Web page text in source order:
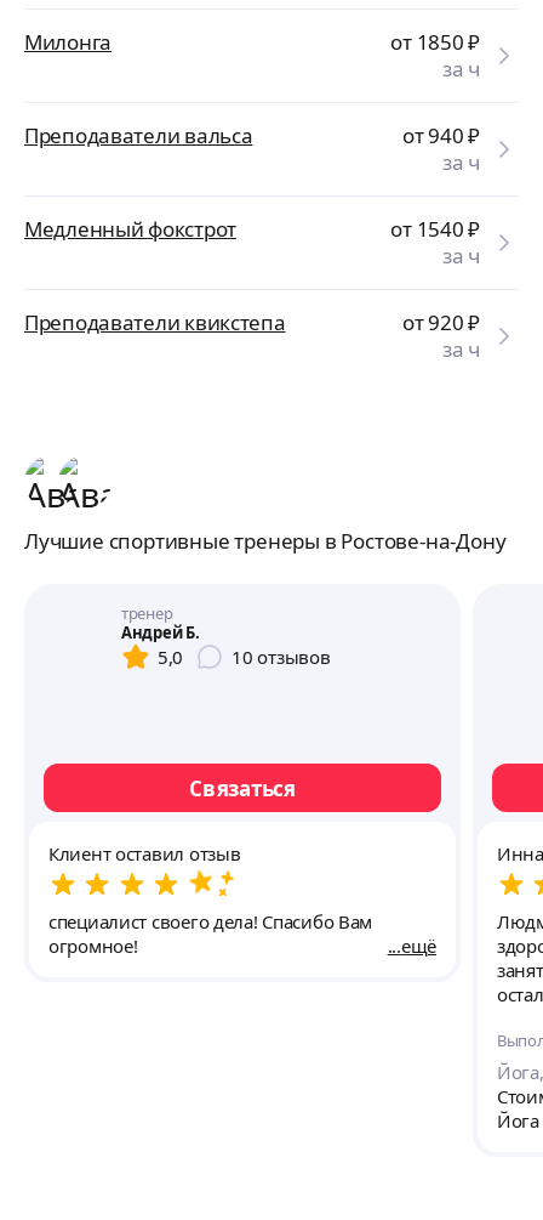
Милонга от 1850₽
за ч
Преподаватели вальса от 940₽
за ч
Медленный фокстрот от 1540₽
за ч
Преподаватели квикстепа от 920₽
за ч
Лучшие спортивные тренеры в Ростове-на-Дону
тренер
Андрей Б.
5,0 10 отзывов
Связаться
Клиент оставил отзыв
специалист своего дела! Спасибо Вам
огромное!
ещё
Йога